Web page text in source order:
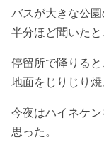
バスが大きな公
半分ほど聞いたと
停留所で降りる
地面をじりじり
今夜はハイネケ
思った。